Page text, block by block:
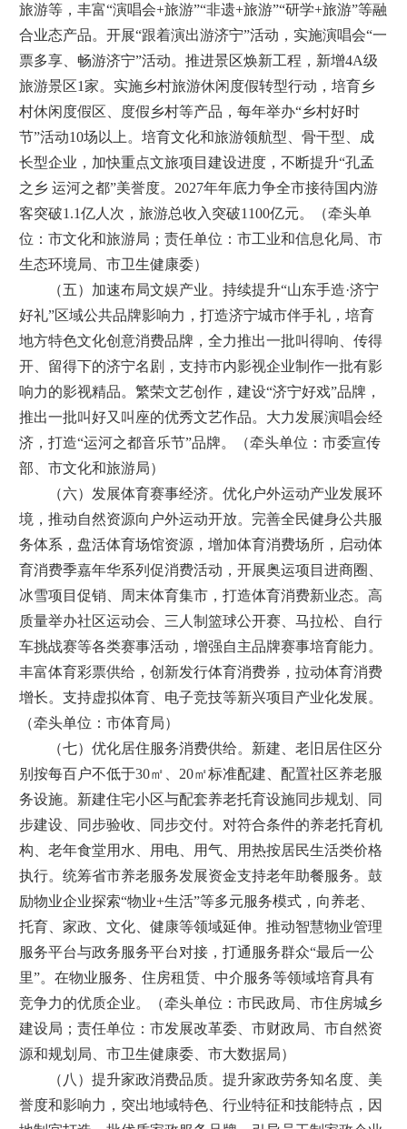
旅游等，丰富“演唱会+旅游”“非遗+旅游”“研学+旅游”等融
合业态产品。开展“跟着演出游济宁”活动，实施演唱会“一
票多享、畅游济宁”活动。推进景区焕新工程，新增4A级
旅游景区1家。实施乡村旅游休闲度假转型行动，培育乡
村休闲度假区、度假乡村等产品，每年举办“乡村好时
节”活动10场以上。培育文化和旅游领航型、骨干型、成
长型企业，加快重点文旅项目建设进度，不断提升“孔孟
之乡 运河之都”美誉度。2027年年底力争全市接待国内游
客突破1.1亿人次，旅游总收入突破1100亿元。（牵头单
位：市文化和旅游局；责任单位：市工业和信息化局、市
生态环境局、市卫生健康委）
（五）加速布局文娱产业。持续提升“山东手造·济宁
好礼”区域公共品牌影响力，打造济宁城市伴手礼，培育
地方特色文化创意消费品牌，全力推出一批叫得响、传得
开、留得下的济宁名剧，支持市内影视企业制作一批有影
响力的影视精品。繁荣文艺创作，建设“济宁好戏”品牌，
推出一批叫好又叫座的优秀文艺作品。大力发展演唱会经
济，打造“运河之都音乐节”品牌。（牵头单位：市委宣传
部、市文化和旅游局）
（六）发展体育赛事经济。优化户外运动产业发展环
境，推动自然资源向户外运动开放。完善全民健身公共服
务体系，盘活体育场馆资源，增加体育消费场所，启动体
育消费季嘉年华系列促消费活动，开展奥运项目进商圈、
冰雪项目促销、周末体育集市，打造体育消费新业态。高
质量举办社区运动会、三人制篮球公开赛、马拉松、自行
车挑战赛等各类赛事活动，增强自主品牌赛事培育能力。
丰富体育彩票供给，创新发行体育消费券，拉动体育消费
增长。支持虚拟体育、电子竞技等新兴项目产业化发展。
（牵头单位：市体育局）
（七）优化居住服务消费供给。新建、老旧居住区分
别按每百户不低于30㎡、20㎡标准配建、配置社区养老服
务设施。新建住宅小区与配套养老托育设施同步规划、同
步建设、同步验收、同步交付。对符合条件的养老托育机
构、老年食堂用水、用电、用气、用热按居民生活类价格
执行。统筹省市养老服务发展资金支持老年助餐服务。鼓
励物业企业探索“物业+生活”等多元服务模式，向养老、
托育、家政、文化、健康等领域延伸。推动智慧物业管理
服务平台与政务服务平台对接，打通服务群众“最后一公
里”。在物业服务、住房租赁、中介服务等领域培育具有
竞争力的优质企业。（牵头单位：市民政局、市住房城乡
建设局；责任单位：市发展改革委、市财政局、市自然资
源和规划局、市卫生健康委、市大数据局）
（八）提升家政消费品质。提升家政劳务知名度、美
誉度和影响力，突出地域特色、行业特征和技能特点，因